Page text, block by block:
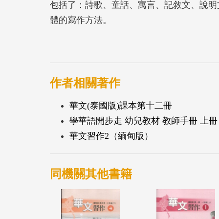
包括了：詩歌、童話、寓言、記敘文、說
體的寫作方法。
作者相關著作
華文(泰國版)課本第十二冊
學華語開步走 幼兒教材 教師手冊 上冊
華文習作2（緬甸版）
同機關其他書籍